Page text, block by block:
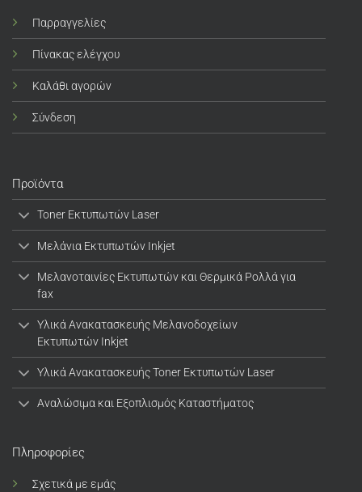
Παρραγγελίες
Πίνακας ελέγχου
Καλάθι αγορών
Σύνδεση
Προϊόντα
Toner Εκτυπωτών Laser
Μελάνια Εκτυπωτών Inkjet
Μελανοταινίες Εκτυπωτών και Θερμικά Ρολλά για
fax
Υλικά Ανακατασκευής Μελανοδοχείων
Εκτυπωτών Inkjet
Υλικά Ανακατασκευής Toner Εκτυπωτών Laser
Αναλώσιμα και Εξοπλισμός Καταστήματος
Πληροφορίες
Σχετικά με εμάς